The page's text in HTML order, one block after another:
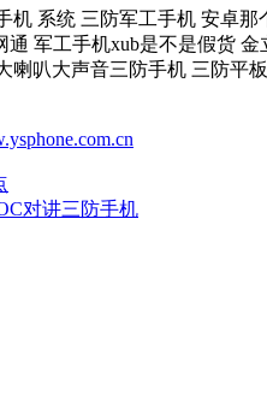
系统 三防军工手机 安卓
军工手机xub是不是假货
喇叭大声音三防手机 三防
对讲三防手机